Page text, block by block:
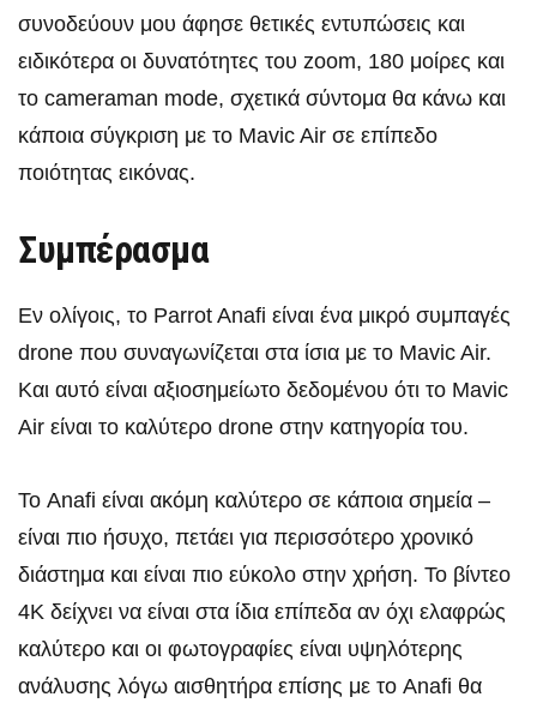
συνοδεύουν μου άφησε θετικές εντυπώσεις και
ειδικότερα οι δυνατότητες του zoom, 180 μοίρες και
το cameraman mode, σχετικά σύντομα θα κάνω και
κάποια σύγκριση με το Mavic Air σε επίπεδο
ποιότητας εικόνας.
Συμπέρασμα
Εν ολίγοις, το Parrot Anafi είναι ένα μικρό συμπαγές
drone που συναγωνίζεται στα ίσια με το Mavic Air.
Και αυτό είναι αξιοσημείωτο δεδομένου ότι το Mavic
Air είναι το καλύτερο drone στην κατηγορία του.
Το Anafi είναι ακόμη καλύτερο σε κάποια σημεία –
είναι πιο ήσυχο, πετάει για περισσότερο χρονικό
διάστημα και είναι πιο εύκολο στην χρήση. Το βίντεο
4K δείχνει να είναι στα ίδια επίπεδα αν όχι ελαφρώς
καλύτερο και οι φωτογραφίες είναι υψηλότερης
ανάλυσης λόγω αισθητήρα επίσης με το Anafi θα